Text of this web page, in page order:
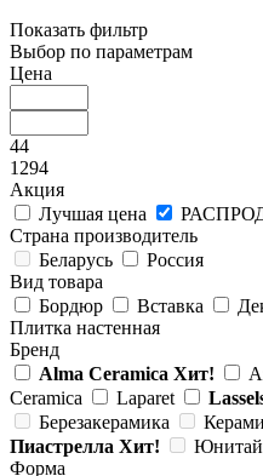
Показать фильтр
Выбор по параметрам
Цена
44
1294
Акция
Лучшая цена
Страна производитель
Беларусь
Россия
Вид товара
Бордюр
Вставка
Плитка настенная
Бренд
Alma Ceramica Хит!
Ceramica
Laparet
Березакерамика
Пиастрелла Хит!
Форма